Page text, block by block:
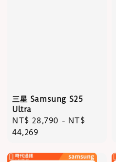
三星 Samsung S25
Ultra
Regular
price
NT$ 28,790 - NT$
44,269